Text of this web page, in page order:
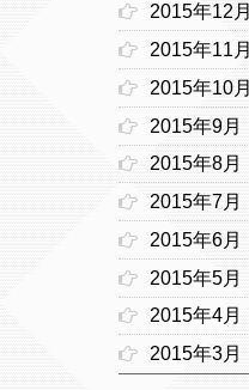
2015年12月
2015年11月
2015年10月
2015年9月
2015年8月
2015年7月
2015年6月
2015年5月
2015年4月
2015年3月